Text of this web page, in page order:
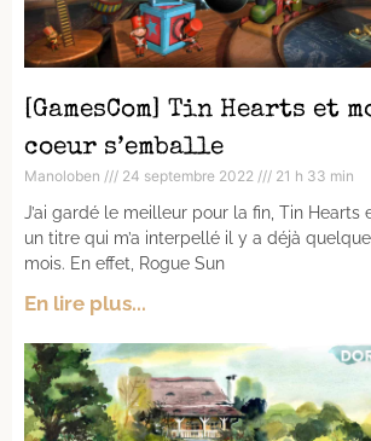
[GamesCom] Tin Hearts et
coeur s’emballe
Manoloben 24 septembre 2022 21 h 33 min
J’ai gardé le meilleur pour la fin, Tin Hearts
un titre qui m’a interpellé il y a déjà
mois. En effet, Rogue Sun
En lire plus...